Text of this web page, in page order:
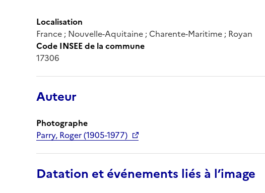
Localisation
France ; Nouvelle-Aquitaine ; Charente-Maritime ; Royan
Code INSEE de la commune
17306
Auteur
Photographe
Parry, Roger (1905-1977)
Datation et événements liés à l’image